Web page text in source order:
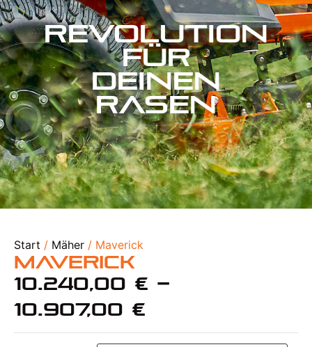
REVOLUTION
FÜR
DEINEN
RASEN
Start / Mäher / Maverick
Maverick
10.240,00 € –
10.907,00 €